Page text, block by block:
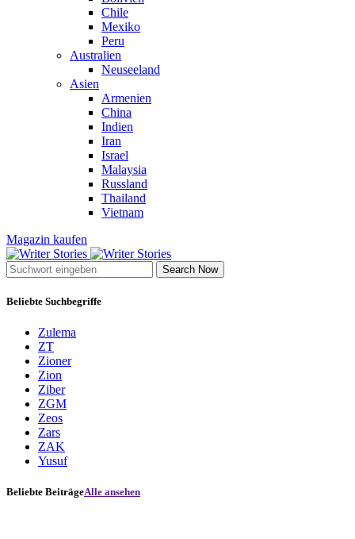
Chile
Mexiko
Peru
Australien
Neuseeland
Asien
Armenien
China
Indien
Iran
Israel
Malaysia
Russland
Thailand
Vietnam
Magazin kaufen
Search Now
Beliebte Suchbegriffe
Zulema
ZT
Zioner
Zion
Ziber
ZGM
Zeos
Zars
ZAK
Yusuf
Beliebte BeiträgeAlle ansehen